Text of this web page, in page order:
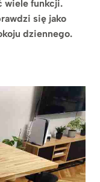
wiele funkcji.
się jako
dziennego.